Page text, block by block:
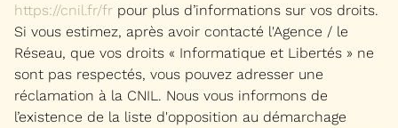
https://cnil.fr/fr pour plus d’informations sur vos droits.
Si vous estimez, après avoir contacté l'Agence / le
Réseau, que vos droits « Informatique et Libertés » ne
sont pas respectés, vous pouvez adresser une
réclamation à la CNIL. Nous vous informons de
l’existence de la liste d'opposition au démarchage